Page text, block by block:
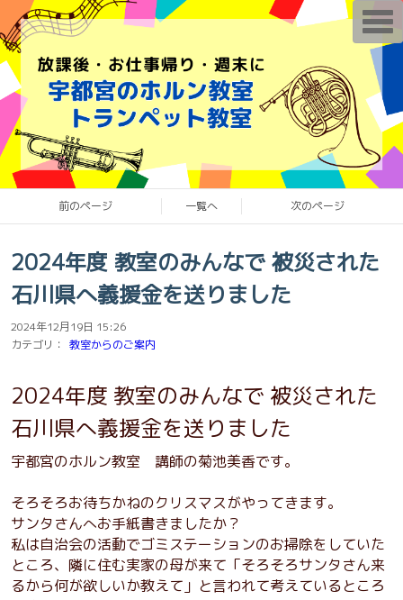
前のページ 一覧へ 次のページ
2024年度 教室のみんなで 被災された
石川県へ義援金を送りました
2024年12月19日 15:26
カテゴリ：
教室からのご案内
2024年度 教室のみんなで 被災された
石川県へ義援金を送りました
宇都宮のホルン教室 講師の菊池美香です。
そろそろお待ちかねのクリスマスがやってきます。
サンタさんへお手紙書きましたか？
私は自治会の活動でゴミステーションのお掃除をしていた
ところ、隣に住む実家の母が来て「そろそろサンタさん来
るから何が欲しいか教えて」と言われて考えているところ
T
o
g
e
n
v
g
a
i